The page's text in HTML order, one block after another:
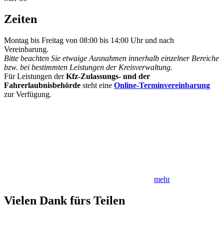
Zeiten
Montag bis Freitag von 08:00 bis 14:00 Uhr und nach
Vereinbarung.
Bitte beachten Sie etwaige Ausnahmen innerhalb einzelner Bereiche
bzw. bei bestimmten Leistungen der Kreisverwaltung.
Für Leistungen derKfz-Zulassungs- und der
Fahrerlaubnisbehörde steht eine Online-Terminvereinbarung
zur Verfügung.
mehr
Vielen Dank fürs Teilen